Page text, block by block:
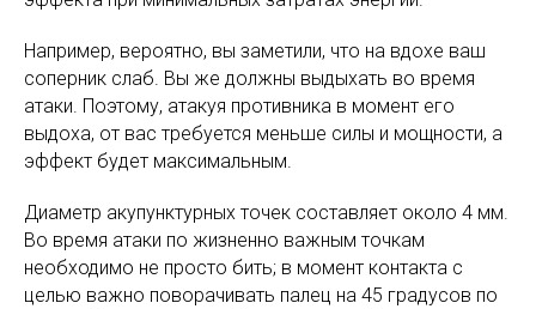
Например, вероятно, вы заметили, что на вдохе ваш
соперник слаб. Вы же должны выдыхать во время
атаки. Поэтому, атакуя противника в момент его
выдоха, от вас требуется меньше силы и мощности, а
эффект будет максимальным.
Диаметр акупунктурных точек составляет около 4 мм.
Во время атаки по жизненно важным точкам
необходимо не просто бить; в момент контакта с
целью важно поворачивать палец на 45 градусов по